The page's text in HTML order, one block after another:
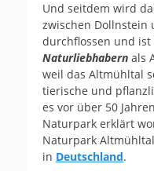
Und seitdem wird
zwischen Dollnstein
durchflossen und ist
Naturliebhabern als
weil das Altmühltal
tierische und
es vor über 50
Naturpark erklärt
Naturpark
in Deutschland.